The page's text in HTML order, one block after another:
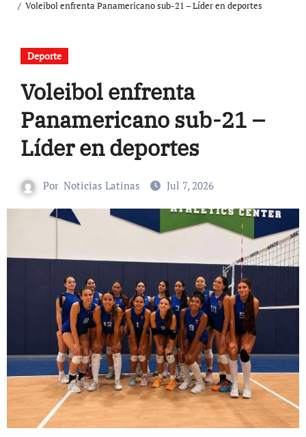
Voleibol enfrenta Panamericano sub-21 – Líder en deportes
Deporte
Voleibol enfrenta
Panamericano sub-21 –
Líder en deportes
Por Noticias Latinas Jul 7, 2026